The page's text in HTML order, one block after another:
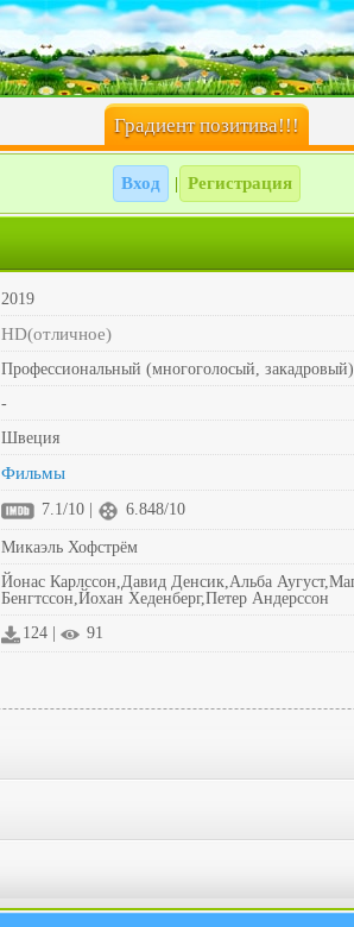
Градиент позитива!!!
Вход Регистрация
2019
HD(отличное)
Профессиональный (многоголосый, закадровый)
-
Швеция
Фильмы
7.1/10 | 6.848/10
Микаэль Хофстрём
Йонас Карлссон,Давид Денсик,Альба
Бенгтссон,Йохан Хеденберг,Петер Андерссон
124 | 91